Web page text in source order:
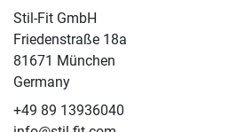
Stil-Fit GmbH
Friedenstraße 18a
81671 München
Germany
+49 89 13936040